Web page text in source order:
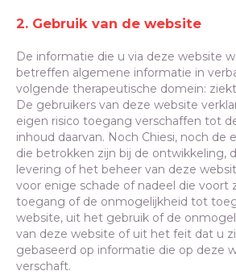
2. Gebruik van de website
De informatie die u via deze website
betreffen algemene informatie in
volgende therapeutische domein:
De gebruikers van deze website
eigen risico toegang verschaffen tot
inhoud daarvan. Noch Chiesi, noch de
die betrokken zijn bij de ontwikkeling,
levering of het beheer van deze
voor enige schade of nadeel die voort
toegang of de onmogelijkheid tot
website, uit het gebruik of de
van deze website of uit het feit dat u
gebaseerd op informatie die op deze
verschaft.